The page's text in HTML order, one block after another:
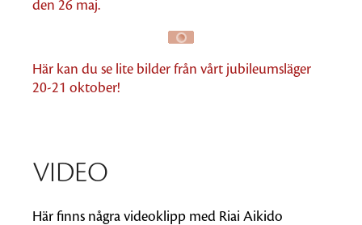
den 26 maj.
Här kan du se lite bilder från vårt jubileumsläger
20-21 oktober!
VIDEO
Här finns några videoklipp med Riai Aikido